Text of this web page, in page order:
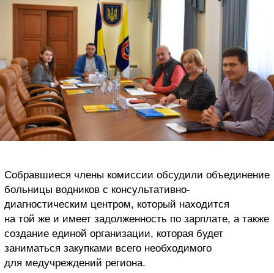
Собравшиеся члены комиссии обсудили объединение
больницы водников с консультативно-
диагностическим центром, который находится
на той же и имеет задолженность по зарплате, а также
создание единой организации, которая будет
заниматься закупками всего необходимого
для медучреждений региона.